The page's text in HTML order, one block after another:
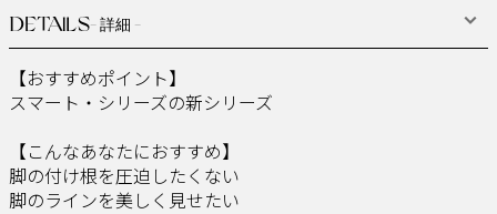
DETAILS- 詳細 -
【おすすめポイント】​
スマート・シリーズの新シリーズ​ ​
【こんなあなたにおすすめ】​
脚の付け根を圧迫したくない​
脚のラインを美しく見せたい​ ​